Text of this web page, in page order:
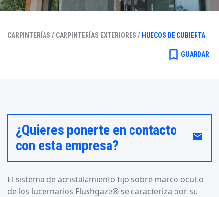
CARPINTERÍAS / CARPINTERÍAS EXTERIORES / HUECOS DE CUBIERTA
bookmark_border GUARDAR
¿Quieres ponerte en contacto
con esta empresa?
email
El sistema de acristalamiento fijo sobre marco oculto
de los lucernarios Flushgaze® se caracteriza por su